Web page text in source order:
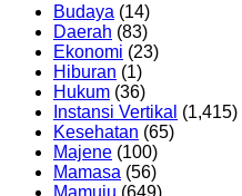
Budaya (14)
Daerah (83)
Ekonomi (23)
Hiburan (1)
Hukum (36)
Instansi Vertikal (1,415)
Kesehatan (65)
Majene (100)
Mamasa (56)
Mamuju (649)